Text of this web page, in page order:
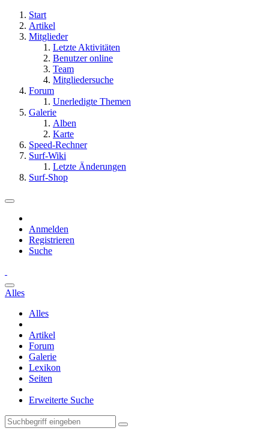
Start
Artikel
Mitglieder
Letzte Aktivitäten
Benutzer online
Team
Mitgliedersuche
Forum
Unerledigte Themen
Galerie
Alben
Karte
Speed-Rechner
Surf-Wiki
Letzte Änderungen
Surf-Shop
Anmelden
Registrieren
Suche
Alles
Alles
Artikel
Forum
Galerie
Lexikon
Seiten
Erweiterte Suche